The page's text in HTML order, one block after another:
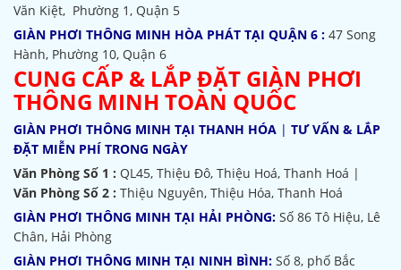
Văn Kiệt, Phường 1, Quận 5
GIÀN PHƠI THÔNG MINH HÒA PHÁT TẠI QUẬN 6 : 47 Song
Hành, Phường 10, Quận 6
CUNG CẤP & LẮP ĐẶT GIÀN PHƠI
THÔNG MINH TOÀN QUỐC
GIÀN PHƠI THÔNG MINH TẠI THANH HÓA | TƯ VẤN & LẮP
ĐẶT MIỄN PHÍ TRONG NGÀY
Văn Phòng Số 1 : QL45, Thiệu Đô, Thiệu Hoá, Thanh Hoá |
Văn Phòng Số 2 : Thiệu Nguyên, Thiệu Hóa, Thanh Hoá
GIÀN PHƠI THÔNG MINH TẠI HẢI PHÒNG: Số 86 Tô Hiệu, Lê
Chân, Hải Phòng
GIÀN PHƠI THÔNG MINH TẠI NINH BÌNH: Số 8, phố Bắc